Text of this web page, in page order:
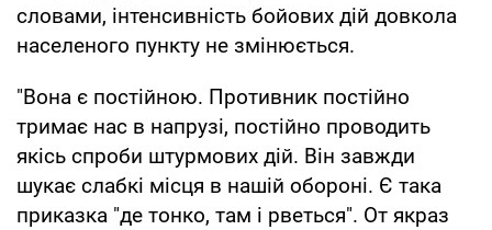
словами, інтенсивність бойових дій довкола
населеного пункту не змінюється.
"Вона є постійною. Противник постійно
тримає нас в напрузі, постійно проводить
якісь спроби штурмових дій. Він завжди
шукає слабкі місця в нашій обороні. Є така
приказка "де тонко, там і рветься". От якраз